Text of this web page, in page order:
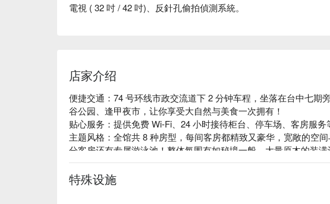
電視 ( 32 吋 / 42 吋)、反針孔偷拍偵測系統。
店家介绍
便捷交通：74 号环线市政交流道下 2 分钟车程，坐落在台中七期
谷公园、逢甲夜市，让你享受大自然与美食一次拥有！
贴心服务：提供免费 Wi-Fi、24 小时接待柜台、停车场、客房服务
主题风格：全馆共 8 种房型，每间客房都精致又豪华，宽敞的空
分客房还有专属游泳池！整体氛围有如秘境一般，大量原木的装
特殊设施